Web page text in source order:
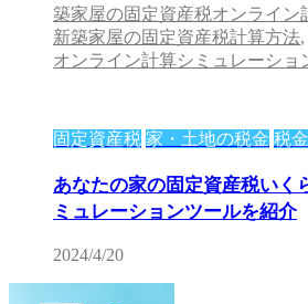
築家屋の固定資産税オンライン
新築家屋の固定資産税計算方法,
オンライン計算シミュレーショ
固定資産税 家・土地の税金 税
あなたの家の固定資産税いく
ミュレーションツールを紹介
2024/4/20